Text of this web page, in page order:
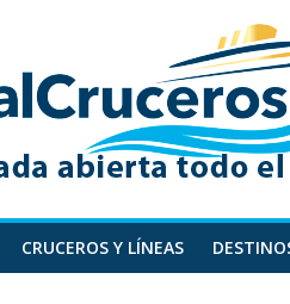
CRUCEROS Y LÍNEAS